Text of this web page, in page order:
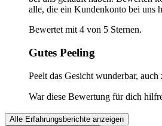
alle, die ein Kundenkonto bei uns
Bewertet mit 4 von 5 Sternen.
Gutes Peeling
Peelt das Gesicht wunderbar,
War diese Bewertung für dich
Alle Erfahrungsberichte anzeigen